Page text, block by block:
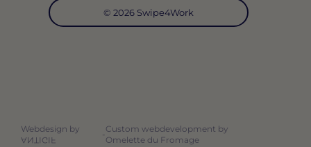
© 2026 Swipe4Work
Webdesign by
ANTIGIF
-
Custom webdevelopment by
Omelette du Fromage